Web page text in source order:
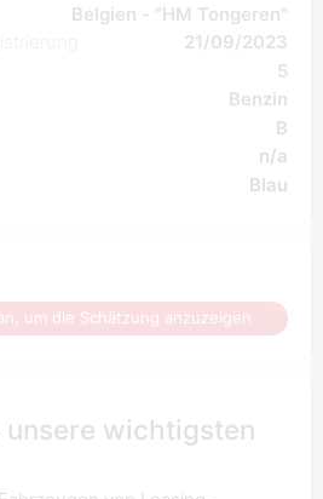
Belgien - "HM Tongeren"
21/09/2023
5
Benzin
B
n/a
Blau
um die Schätzung anzuzeigen
unsere wichtigsten